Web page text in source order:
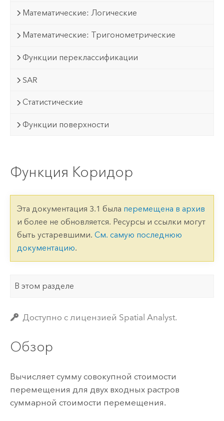
Математические: Логические
Математические: Тригонометрические
Функции переклассификации
SAR
Статистические
Функции поверхности
Функция Коридор
Эта документация 3.1 была перемещена в архив
и более не обновляется. Ресурсы и ссылки могут
быть устаревшими. См. самую последнюю
документацию.
В этом разделе
Доступно с лицензией Spatial Analyst.
Обзор
Вычисляет сумму совокупной стоимости
перемещения для двух входных растров
суммарной стоимости перемещения.